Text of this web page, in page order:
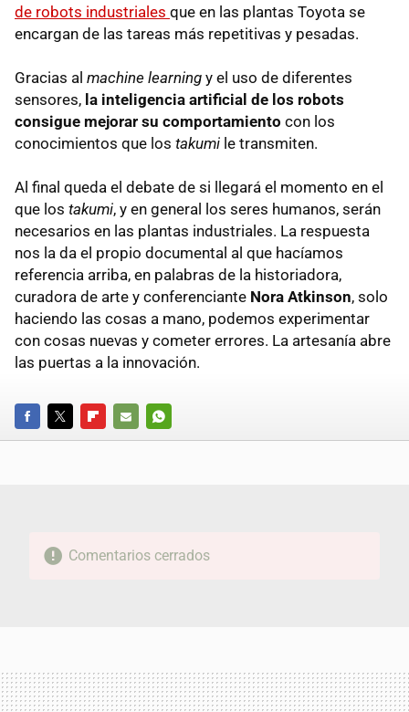
de robots industriales que en las plantas Toyota se
encargan de las tareas más repetitivas y pesadas.
Gracias al machine learning y el uso de diferentes
sensores, la inteligencia artificial de los robots
consigue mejorar su comportamiento con los
conocimientos que los takumi le transmiten.
Al final queda el debate de si llegará el momento en el
que los takumi, y en general los seres humanos, serán
necesarios en las plantas industriales. La respuesta
nos la da el propio documental al que hacíamos
referencia arriba, en palabras de la historiadora,
curadora de arte y conferenciante Nora Atkinson, solo
haciendo las cosas a mano, podemos experimentar
con cosas nuevas y cometer errores. La artesanía abre
las puertas a la innovación.
FACEBOOKTWITTERFLIPBOARD
E-
WHATSAPP
Comentarios cerrados